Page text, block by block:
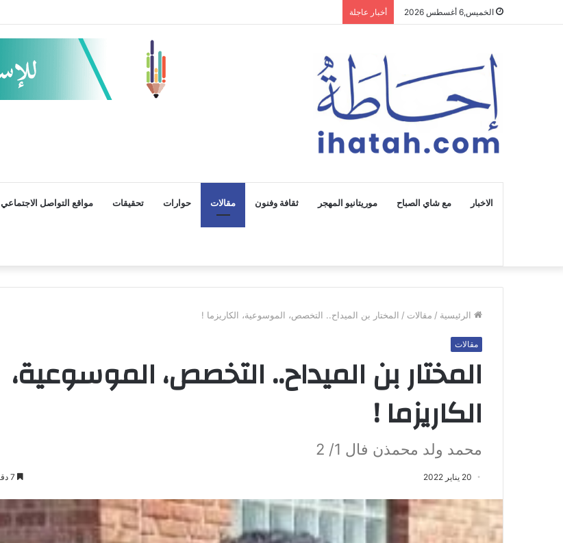
الخميس,6 أغسطس 2026 أخبار عاجلة
الاخبار مع شاي الصباح موريتانيو المهجر ثقافة وفنون مقالات حوارات تحقيقات مواقع التواصل الاجتماعي
الرئيسية / مقالات / المختار بن الميداح.. التخصص، الموسوعية، الكاريزما !
مقالات
المختار بن الميداح.. التخصص، الموسوعية،
الكاريزما !
محمد ولد محمذن فال 1/ 2
20 يناير 2022